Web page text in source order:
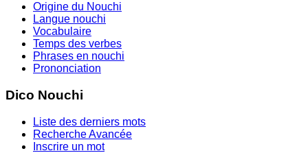
Origine du Nouchi
Langue nouchi
Vocabulaire
Temps des verbes
Phrases en nouchi
Prononciation
Dico Nouchi
Liste des derniers mots
Recherche Avancée
Inscrire un mot